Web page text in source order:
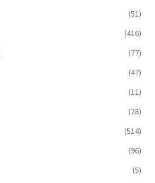
(51)
(416)
(77)
(47)
(11)
(28)
(514)
(96)
(5)